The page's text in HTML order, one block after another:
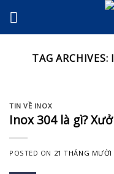
content
TAG ARCHIVES:
TIN VỀ INOX
Inox 304 là gì?
POSTED ON 21 THÁNG